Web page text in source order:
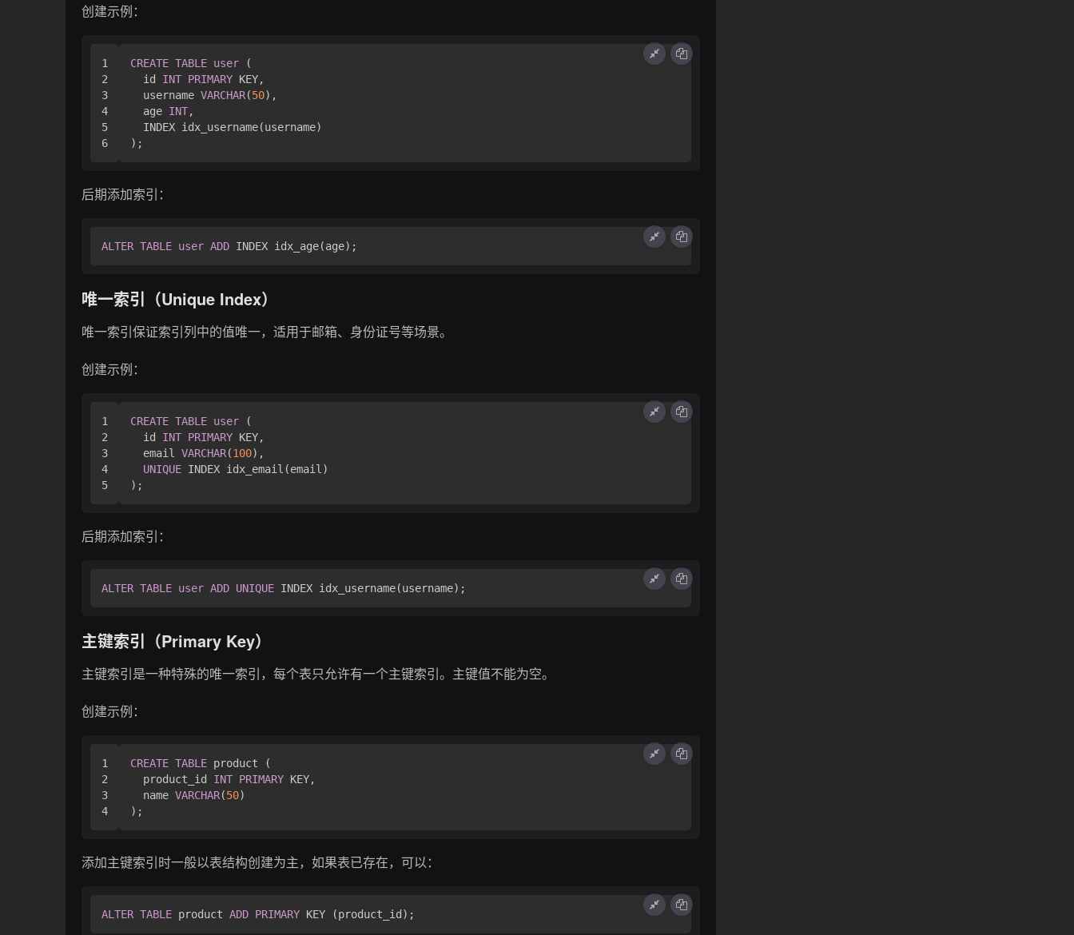
创建示例：
1
2
3
4
5
CREATE TABLE user (
  id
INT PRIMARY KEY,
  username
VARCHAR(50),
  age
INT,
  INDEX idx_username(username)
后期添加索引：
ALTER TABLE user ADD
唯一索引（Unique Index）
唯一索引保证索引列中的值唯一，适用于邮箱、身份证号等场景。
创建示例：
1
2
3
4
CREATE TABLE user (
  id
INT PRIMARY KEY,
  email
VARCHAR(100),
UNIQUE INDEX idx_email(email)
后期添加索引：
ALTER TABLE user ADD UNIQUE
主键索引（Primary Key）
主键索引是一种特殊的唯一索引，每个表只允许有一个主键索引。主键值不能为空。
创建示例：
1
2
3
CREATE TABLE product (
  product_id
INT PRIMARY KEY,
  name
VARCHAR(50)
添加主键索引时一般以表结构创建为主，如果表已存在，可以：
ALTER TABLE product ADD PRIMARY